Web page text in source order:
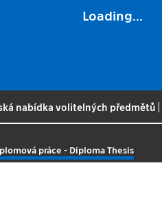
Loading...
nabídka volitelných předmětů
práce - Diploma Thesis